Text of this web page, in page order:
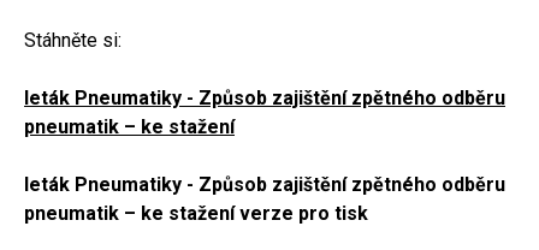
Stáhněte si:
leták Pneumatiky - Způsob zajištění zpětného odběru
pneumatik – ke stažení
leták Pneumatiky - Způsob zajištění zpětného odběru
pneumatik – ke stažení verze pro tisk